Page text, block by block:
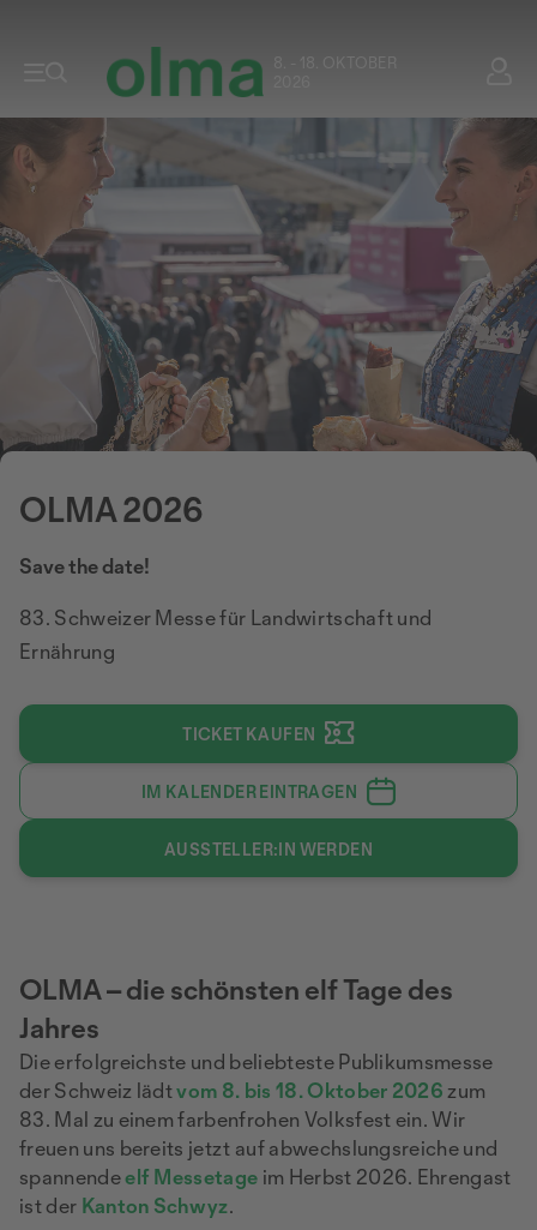
8. - 18. OKTOBER
OLMA 2026
Save the date!
83. Schweizer Messe für Landwirtschaft und
Ernährung
TICKET KAUFEN
IM KALENDER EINTRAGEN
AUSSTELLER:IN WERDEN
OLMA – die schönsten elf Tage des
Jahres
Die erfolgreichste und beliebteste Publikumsmesse
der Schweiz lädtvom 8. bis 18. Oktober 2026 zum
83. Mal zu einem farbenfrohen Volksfest ein. Wir
freuen uns bereits jetzt auf abwechslungsreiche und
spannendeelf Messetage im Herbst 2026. Ehrengast
ist der Kanton Schwyz.